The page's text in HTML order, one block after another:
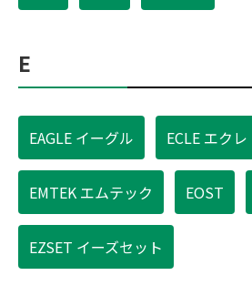
E
EAGLE イーグル ECLE エクレ
EMTEK エムテック EOST
EZSET イーズセット